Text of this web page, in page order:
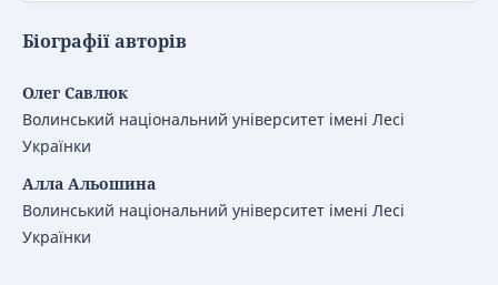
Біографії авторів
Олег Савлюк
Волинський національний університет імені Лесі
Українки
Алла Альошина
Волинський національний університет імені Лесі
Українки